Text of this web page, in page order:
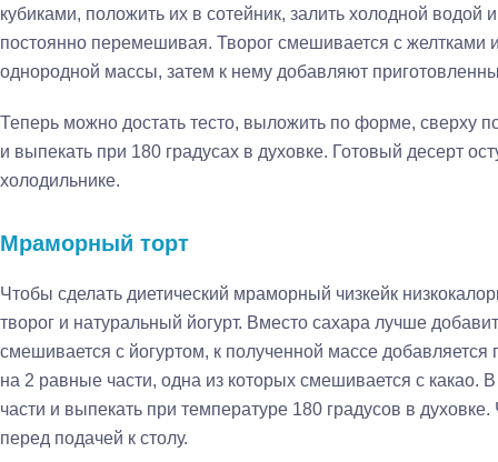
кубиками, положить их в сотейник, залить холодной водой
постоянно перемешивая. Творог смешивается с желтками
однородной массы, затем к нему добавляют
Теперь можно достать тесто, выложить по форме, сверху
и выпекать при 180 градусах в духовке. Готовый десерт
холодильнике.
Мраморный торт
Чтобы сделать диетический мраморный чизкейк
творог и натуральный йогурт. Вместо сахара лучше
смешивается с йогуртом, к полученной массе добавляется
на 2 равные части, одна из которых смешивается с какао.
части и выпекать при температуре 180 градусов в
перед подачей к столу.